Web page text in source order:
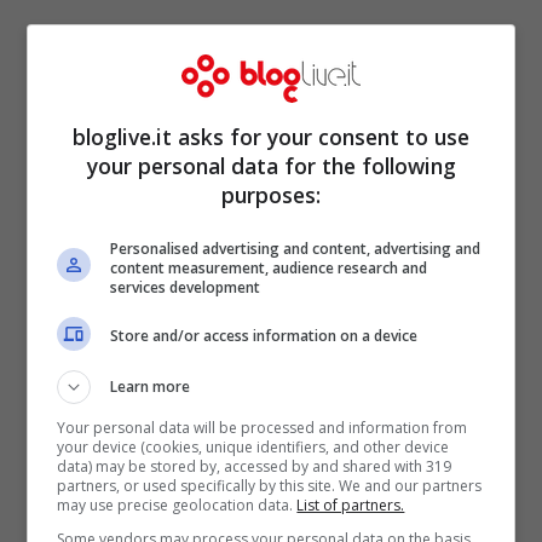
Le Veneri de Il Paradiso delle Signore (Foto Instagram)
bloglive.it asks for your consent to use
your personal data for the following
purposes:
Personalised advertising and content, advertising and
content measurement, audience research and
services development
Store and/or access information on a device
Learn more
Your personal data will be processed and information from
your device (cookies, unique identifiers, and other device
data) may be stored by, accessed by and shared with 319
partners, or used specifically by this site. We and our partners
may use precise geolocation data. List of partners.